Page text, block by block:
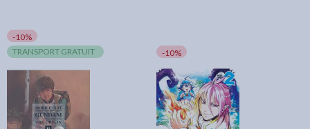
-10%
TRANSPORT GRATUIT
-10%